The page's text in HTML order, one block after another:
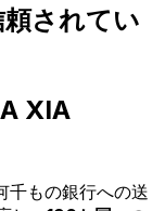
されてい
XIA
もの銀行への送